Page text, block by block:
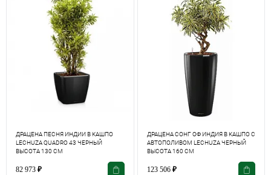
ДРАЦЕНА ПЕСНЯ ИНДИИ В КАШПО
LECHUZA QUADRO 43 ЧЕРНЫЙ
ВЫСОТА 130 СМ
82 973 ₽
ДРАЦЕНА СОНГ ОФ ИНДИЯ В КАШПО С
АВТОПОЛИВОМ LECHUZA ЧЕРНЫЙ
ВЫСОТА 160 СМ
123 506 ₽